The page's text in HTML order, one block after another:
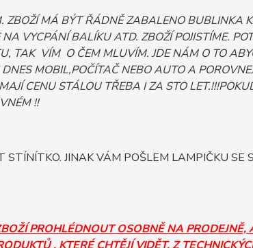
ZBOŽÍ MÁ BÝT ŘÁDNĚ ZABALENO BUBLINKA
VYCPÁNÍ BALÍKU ATD. ZBOŽÍ POJISTÍME.
TAK VÍM O ČEM MLUVÍM. JDE NÁM O TO
MOBIL,POČÍTAČ NEBO AUTO A
CENU STÁLOU TŘEBA I ZA STO
!!
STÍNÍTKO. JINAK VÁM POŠLEM LAMPIČKU
PROHLÉDNOUT OSOBNĚ NA